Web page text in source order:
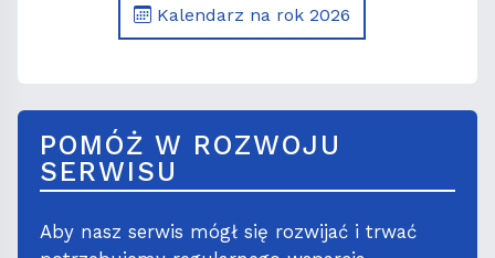
Kalendarz na rok 2026
POMÓŻ W ROZWOJU
SERWISU
Aby nasz serwis mógł się rozwijać i trwać